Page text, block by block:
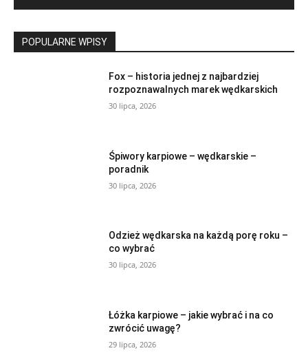
POPULARNE WPISY
Fox – historia jednej z najbardziej
rozpoznawalnych marek wędkarskich
30 lipca, 2026
Śpiwory karpiowe – wędkarskie –
poradnik
30 lipca, 2026
Odzież wędkarska na każdą porę roku –
co wybrać
30 lipca, 2026
Łóżka karpiowe – jakie wybrać i na co
zwrócić uwagę?
29 lipca, 2026